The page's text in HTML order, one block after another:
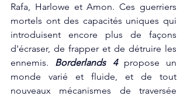
Rafa, Harlowe et Amon. Ces guerriers
mortels ont des capacités uniques qui
introduisent encore plus de façons
d'écraser, de frapper et de détruire les
ennemis. Borderlands 4 propose un
monde varié et fluide, et de tout
nouveaux mécanismes de traversée